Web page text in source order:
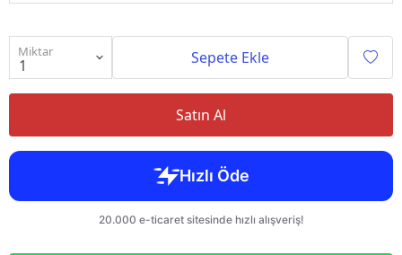
Miktar Sepete Ekle
Satın Al